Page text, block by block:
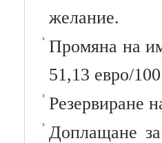
желание.
Промяна на
51,13 евро/
Резервиране
Доплащане